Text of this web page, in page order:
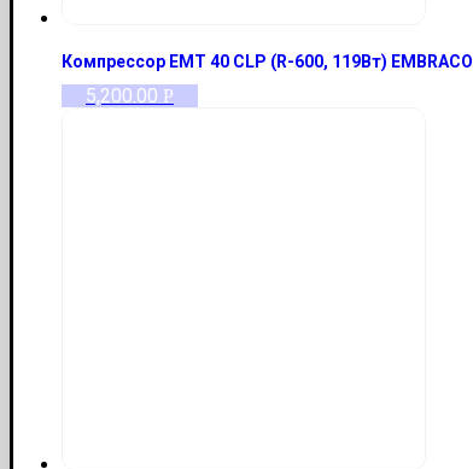
Компрессор EMT 40 CLP (R-600, 119Вт) EMBRACO
5,200.00 Р